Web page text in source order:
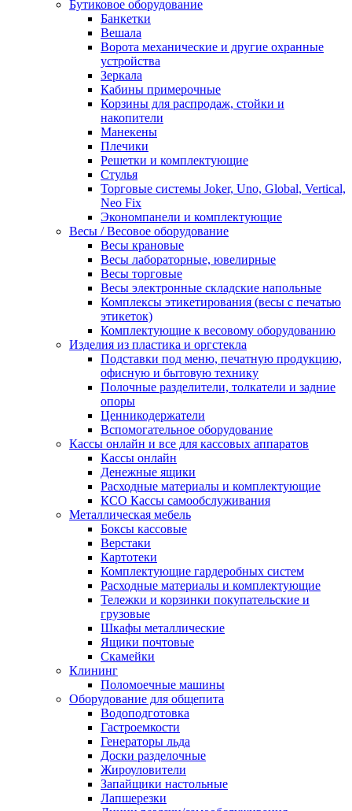
Бутиковое оборудование
Банкетки
Вешала
Ворота механические и другие охранные
устройства
Зеркала
Кабины примерочные
Корзины для распродаж, стойки и
накопители
Манекены
Плечики
Решетки и комплектующие
Стулья
Торговые системы Joker, Uno, Global, Vertical,
Neo Fix
Экономпанели и комплектующие
Весы / Весовое оборудование
Весы крановые
Весы лабораторные, ювелирные
Весы торговые
Весы электронные складские напольные
Комплексы этикетирования (весы с печатью
этикеток)
Комплектующие к весовому оборудованию
Изделия из пластика и оргстекла
Подставки под меню, печатную продукцию,
офисную и бытовую технику
Полочные разделители, толкатели и задние
опоры
Ценникодержатели
Вспомогательное оборудование
Кассы онлайн и все для кассовых аппаратов
Кассы онлайн
Денежные ящики
Расходные материалы и комплектующие
КСО Кассы самообслуживания
Металлическая мебель
Боксы кассовые
Верстаки
Картотеки
Комплектующие гардеробных систем
Расходные материалы и комплектующие
Тележки и корзинки покупательские и
грузовые
Шкафы металлические
Ящики почтовые
Скамейки
Клининг
Поломоечные машины
Оборудование для общепита
Водоподготовка
Гастроемкости
Генераторы льда
Доски разделочные
Жироуловители
Запайщики настольные
Лапшерезки